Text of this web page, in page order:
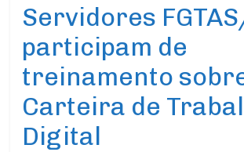
Servidores
participam de
treinamento
Carteira de
Digital